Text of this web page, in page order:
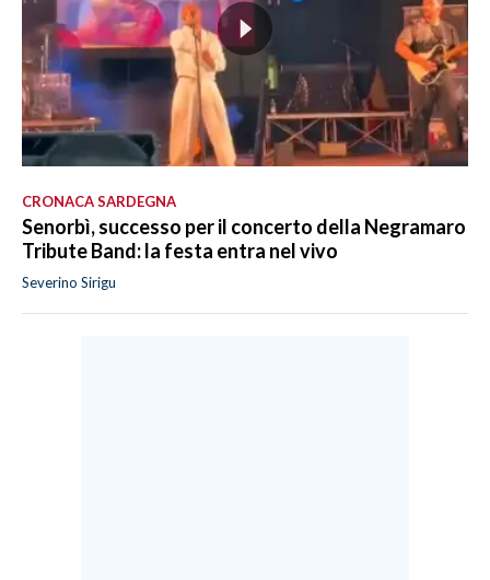
CRONACA SARDEGNA
Senorbì, successo per il concerto della Negramaro
Tribute Band: la festa entra nel vivo
Severino Sirigu